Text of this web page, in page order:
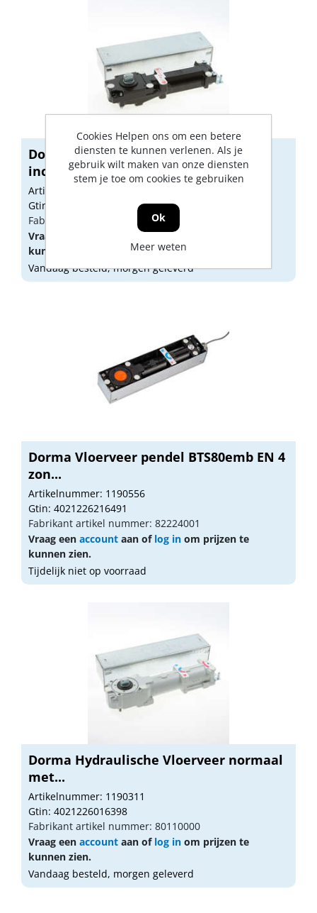
Dorma Vloerveer BTS 75 V zonder stop
inc...
Artikelnummer: 1190331
Gtin: 4021226010839
Fabrikant artikel nummer: 61701000
Vraag een
aan oflog in
kunnen zien.
Vandaag besteld, morgen geleverd
Dorma Vloerveer pendel BTS80emb EN 4
zon...
Artikelnummer: 1190556
Gtin: 4021226216491
Fabrikant artikel nummer: 82224001
Vraag een account aan of log in om prijzen te
kunnen zien.
Tijdelijk niet op voorraad
Dorma Hydraulische Vloerveer normaal
met...
Artikelnummer: 1190311
Gtin: 4021226016398
Fabrikant artikel nummer: 80110000
Vraag een account aan of log in om prijzen te
kunnen zien.
Vandaag besteld, morgen geleverd
Cookies Helpen ons om een betere
diensten te kunnen verlenen. Als je
gebruik wilt maken van onze diensten
stem je toe om cookies te gebruiken
Ok
Meer weten